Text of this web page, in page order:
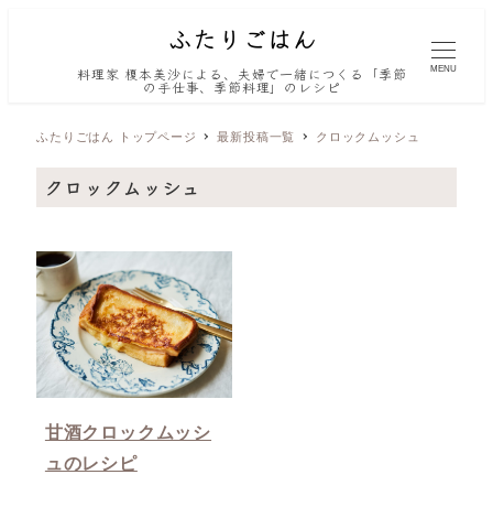
料理家 榎本美沙による、夫婦で一緒につくる「季節
の手仕事、季節料理」のレシピ
MENU
ふたりごはん トップページ 最新投稿一覧 クロックムッシュ
クロックムッシュ
甘酒クロックムッシ
ュのレシピ